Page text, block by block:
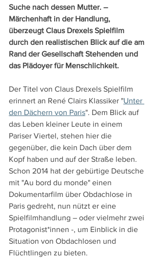
Suche nach dessen Mutter. –
Märchenhaft in der Handlung,
überzeugt Claus Drexels Spielfilm
durch den realistischen Blick auf die am
Rand der Gesellschaft Stehenden und
das Plädoyer für Menschlichkeit.
Der Titel von Claus Drexels Spielfilm
erinnert an René Clairs Klassiker "Unter
den Dächern von Paris". Dem Blick auf
das Leben kleiner Leute in einem
Pariser Viertel, stehen hier die
gegenüber, die kein Dach über dem
Kopf haben und auf der Straße leben.
Schon 2014 hat der gebürtige Deutsche
mit "Au bord du monde" einen
Dokumentarfilm über Obdachlose in
Paris gedreht, nun nützt er eine
Spielfilmhandlung – oder vielmehr zwei
Protagonist*innen -, um Einblick in die
Situation von Obdachlosen und
Flüchtlingen zu bieten.